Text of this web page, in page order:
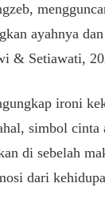
ayahnya
& Setiawati,
ironi
simbol
di sebelah
dari